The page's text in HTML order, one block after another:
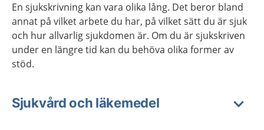
En sjukskrivning kan vara olika lång. Det beror bland
annat på vilket arbete du har, på vilket sätt du är sjuk
och hur allvarlig sjukdomen är. Om du är sjukskriven
under en längre tid kan du behöva olika former av
stöd.
Sjukvård och läkemedel